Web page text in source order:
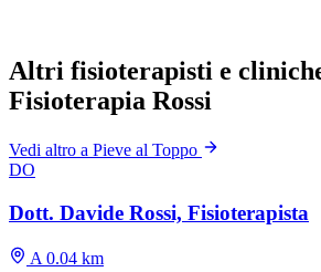
Altri fisioterapisti e
Fisioterapia Rossi
Vedi altro a Pieve al Toppo
DO
Dott. Davide Rossi, Fisioterapista
A 0.04 km